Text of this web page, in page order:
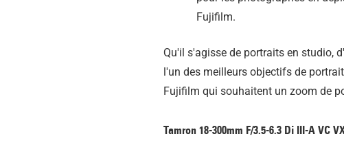
Fujifilm.
Qu'il s'agisse de portraits en studio,
l'un des meilleurs objectifs de
Fujifilm qui souhaitent un zoom de
Tamron 18-300mm F/3.5-6.3 Di III-A VC